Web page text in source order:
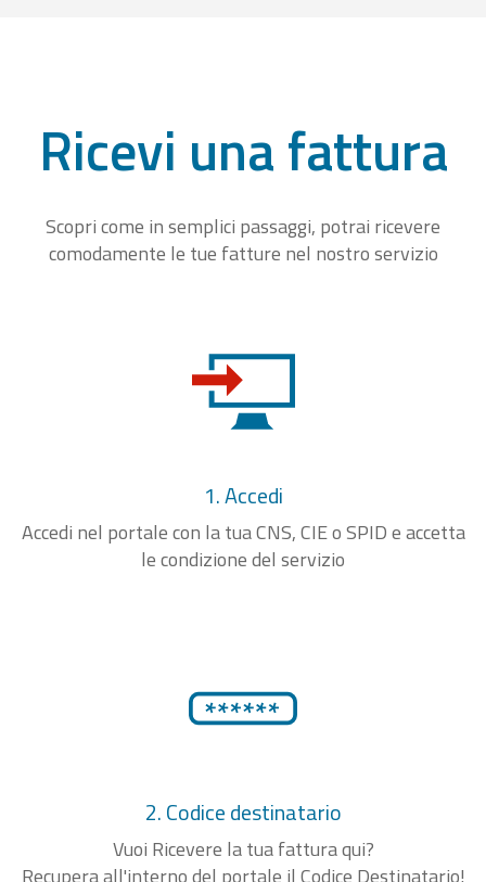
Ricevi una fattura
Scopri come in semplici passaggi, potrai ricevere
comodamente le tue fatture nel nostro servizio
1. Accedi
Accedi nel portale con la tua CNS, CIE o SPID e accetta
le condizione del servizio
2. Codice destinatario
Vuoi Ricevere la tua fattura qui?
Recupera all'interno del portale il Codice Destinatario!